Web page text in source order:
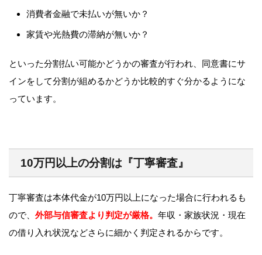
消費者金融で未払いが無いか？
家賃や光熱費の滞納が無いか？
といった分割払い可能かどうかの審査が行われ、同意書にサ
インをして分割が組めるかどうか比較的すぐ分かるようにな
っています。
10万円以上の分割は『丁寧審査』
丁寧審査は本体代金が10万円以上になった場合に行われるも
ので、 外部与信審査より判定が厳格。 年収・家族状況・現在
の借り入れ状況などさらに細かく判定されるからです。